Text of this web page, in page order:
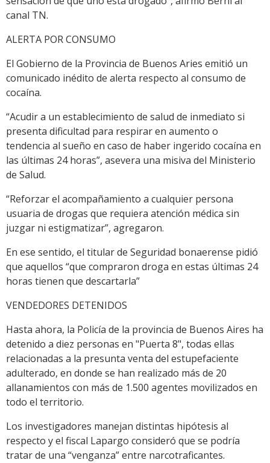
canal TN.
ALERTA POR CONSUMO
El Gobierno de la Provincia de Buenos Aries emitió un
comunicado inédito de alerta respecto al consumo de
cocaína.
“Acudir a un establecimiento de salud de inmediato si
presenta dificultad para respirar en aumento o
tendencia al sueño en caso de haber ingerido cocaína en
las últimas 24 horas”, asevera una misiva del Ministerio
de Salud.
“Reforzar el acompañamiento a cualquier persona
usuaria de drogas que requiera atención médica sin
juzgar ni estigmatizar”, agregaron.
En ese sentido, el titular de Seguridad bonaerense pidió
que aquellos “que compraron droga en estas últimas 24
horas tienen que descartarla”
VENDEDORES DETENIDOS
Hasta ahora, la Policía de la provincia de Buenos Aires ha
detenido a diez personas en "Puerta 8", todas ellas
relacionadas a la presunta venta del estupefaciente
adulterado, en donde se han realizado más de 20
allanamientos con más de 1.500 agentes movilizados en
todo el territorio.
Los investigadores manejan distintas hipótesis al
respecto y el fiscal Lapargo consideró que se podría
tratar de una “venganza” entre narcotraficantes.